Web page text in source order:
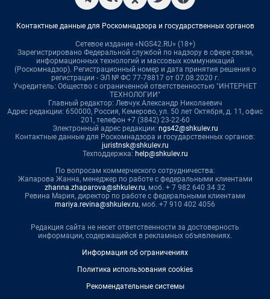
Контактные данные для Роскомнадзора и государственных органов
Сетевое издание «NGS42.RU» (18+)
Зарегистрировано Федеральной службой по надзору в сфере связи,
информационных технологий и массовых коммуникаций
(Роскомнадзор). Регистрационный номер и дата принятия решения о
регистрации - ЭЛ № ФС 77-78817 от 07.08.2020 г.
Учредитель: Общество с ограниченной ответственностью "ИНТЕРНЕТ
ТЕХНОЛОГИИ"
Главный редактор: Левчук Александр Николаевич
Адрес редакции: 650000, Россия, Кемерово, ул. 50 лет Октября, д. 11, офис
201, телефон +7 (3842) 23-22-60
Электронный адрес редакции: ngs42@shkulev.ru
Контактные данные для Роскомнадзора и государственных органов:
juristnsk@shkulev.ru
Техподдержка: help@shkulev.ru
По вопросам коммерческого сотрудничества:
Жапарова Жанна, менеджер по работе с федеральными клиентами
zhanna.zhaparova@shkulev.ru, моб. + 7 982 640 34 32
Ревина Мария, директор по работе с федеральными клиентами
mariya.revina@shkulev.ru, моб. +7 910 402 4056
Редакция сайта не несет ответственности за достоверность
информации, содержащейся в рекламных объявлениях.
Информация об ограничениях
Политика использования cookies
Рекомендательные системы